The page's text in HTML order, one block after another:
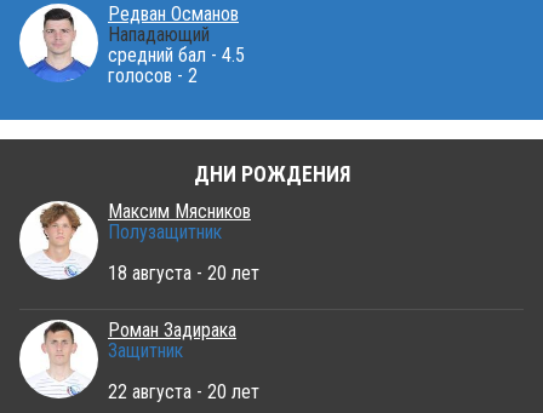
Редван Османов
Нападающий
средний бал - 4.5
голосов - 2
ДНИ РОЖДЕНИЯ
Максим Мясников
Полузащитник
18 августа - 20 лет
Роман Задирака
Защитник
22 августа - 20 лет